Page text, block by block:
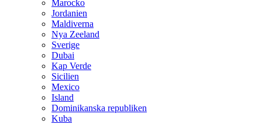
Marocko
Jordanien
Maldiverna
Nya Zeeland
Sverige
Dubai
Kap Verde
Sicilien
Mexico
Island
Dominikanska republiken
Kuba